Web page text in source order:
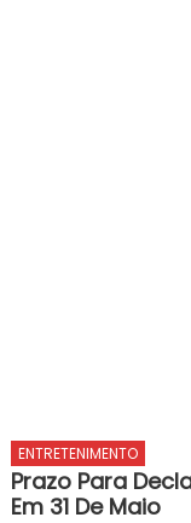
ENTRETENIMENTO
Prazo Para
Em 31 De Maio